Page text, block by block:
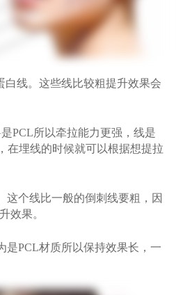
线。这些线比较粗提升效果会
所以牵拉能力更强，线是
在埋线的时候就可以根据想提拉
个线比一般的倒刺线要粗，因
效果。
PCL材质所以保持效果长，一